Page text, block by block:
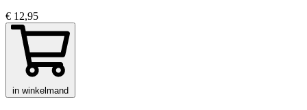
€ 12,95
in winkelmand